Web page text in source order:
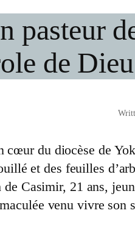
pasteur
de Dieu
du diocèse de
et des feuilles
Casimir, 21 ans,
venu vivre son